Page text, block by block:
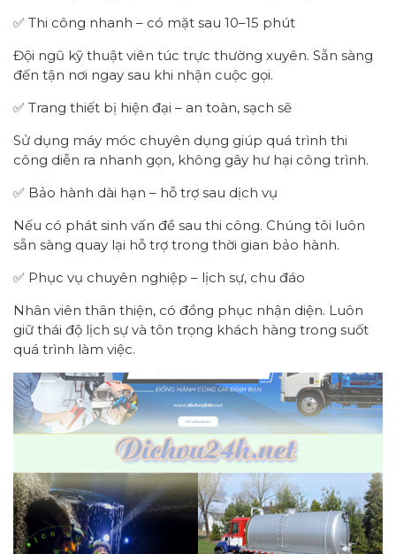
✅ Thi công nhanh – có mặt sau 10–15 phút
Đội ngũ kỹ thuật viên túc trực thường xuyên. Sẵn sàng
đến tận nơi ngay sau khi nhận cuộc gọi.
✅ Trang thiết bị hiện đại – an toàn, sạch sẽ
Sử dụng máy móc chuyên dụng giúp quá trình thi
công diễn ra nhanh gọn, không gây hư hại công trình.
✅ Bảo hành dài hạn – hỗ trợ sau dịch vụ
Nếu có phát sinh vấn đề sau thi công. Chúng tôi luôn
sẵn sàng quay lại hỗ trợ trong thời gian bảo hành.
✅ Phục vụ chuyên nghiệp – lịch sự, chu đáo
Nhân viên thân thiện, có đồng phục nhận diện. Luôn
giữ thái độ lịch sự và tôn trọng khách hàng trong suốt
quá trình làm việc.